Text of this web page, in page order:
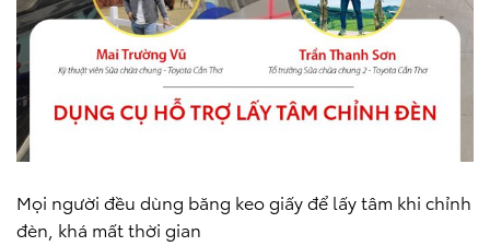
Mọi người đều dùng băng keo giấy để lấy tâm khi chỉnh
đèn, khá mất thời gian